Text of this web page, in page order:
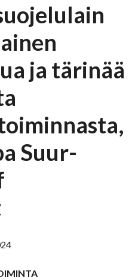
ja tärinää
Suur-